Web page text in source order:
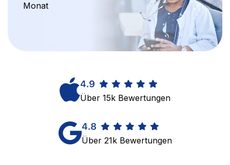
Monat
Über 15k Bewertungen
Über 21k Bewertungen